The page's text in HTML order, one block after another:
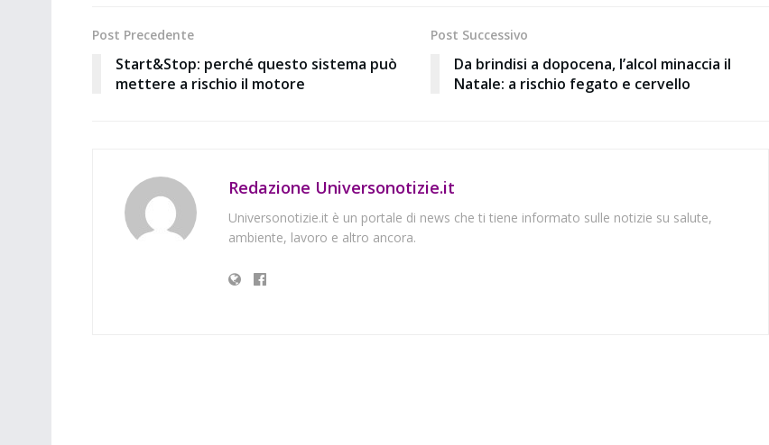
Post Precedente
Start&Stop: perché questo sistema può
mettere a rischio il motore
Post Successivo
Da brindisi a dopocena, l’alcol minaccia il
Natale: a rischio fegato e cervello
Redazione Universonotizie.it
Universonotizie.it è un portale di news che ti tiene informato sulle notizie su salute,
ambiente, lavoro e altro ancora.